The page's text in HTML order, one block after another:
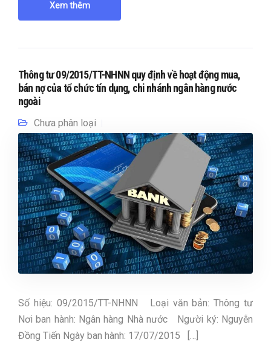
Xem thêm
Thông tư 09/2015/TT-NHNN quy định về hoạt động mua,
bán nợ của tổ chức tín dụng, chi nhánh ngân hàng nước
ngoài
Chưa phân loại
Số hiệu: 09/2015/TT-NHNN Loại văn bản: Thông tư
Nơi ban hành: Ngân hàng Nhà nước Người ký: Nguyễn
Đồng Tiến Ngày ban hành: 17/07/2015 […]